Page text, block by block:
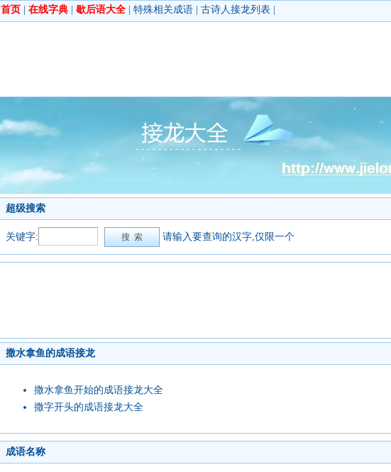
首页 在线字典 歇后语大全 特殊相关成语 古诗人接龙列表
超级搜索
关键字: 请输入要查询的汉字,仅限一个
撒水拿鱼的成语接龙
撒水拿鱼开始的成语接龙大全
撒字开头的成语接龙大全
成语名称